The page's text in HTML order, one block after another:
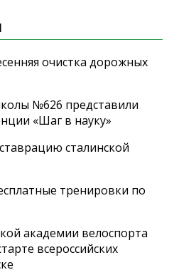
очистка дорожных
№626 представили
«Шаг в науку»
сталинской
тренировки по
академии велоспорта
всероссийских